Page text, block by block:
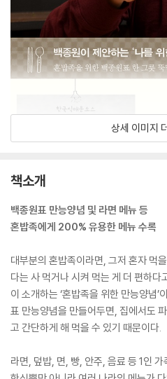
상세 이미지
책소개
백종원표 만능양념 및 라면 메뉴 등
혼밥족에게 200% 유용한 메뉴 수록
대부분의 혼밥족이라면, 그저 혼자 먹
다는 사 먹거나 시켜 먹는 게 더 편하다
이 소개하는 ‘혼밥족을 위한 만능양념
표 만능양념을 만들어두면, 집에서도
고 간단하게 해 먹을 수 있기 때문이다.
라면, 덮밥, 면, 빵, 안주, 음료 등 1인